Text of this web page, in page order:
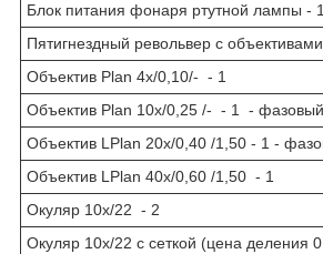
Блок питания фонаря ртутной лампы - 1
Пятигнездный револьвер с
Объектив Plan 4х/0,10/- - 1
Объектив Plan 10х/0,25 /- - 1 - фазовый
Объектив LPlan 20х/0,40 /1,50 - 1 -
Объектив LPlan 40х/0,60 /1,50 - 1
Окуляр 10х/22 - 2
Окуляр 10х/22 с сеткой (цена деления